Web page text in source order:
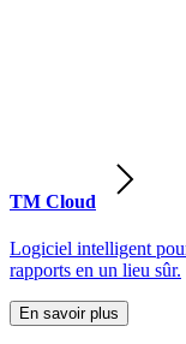
TM Cloud
Logiciel intelligent
rapports en un lieu sûr.
En savoir plus